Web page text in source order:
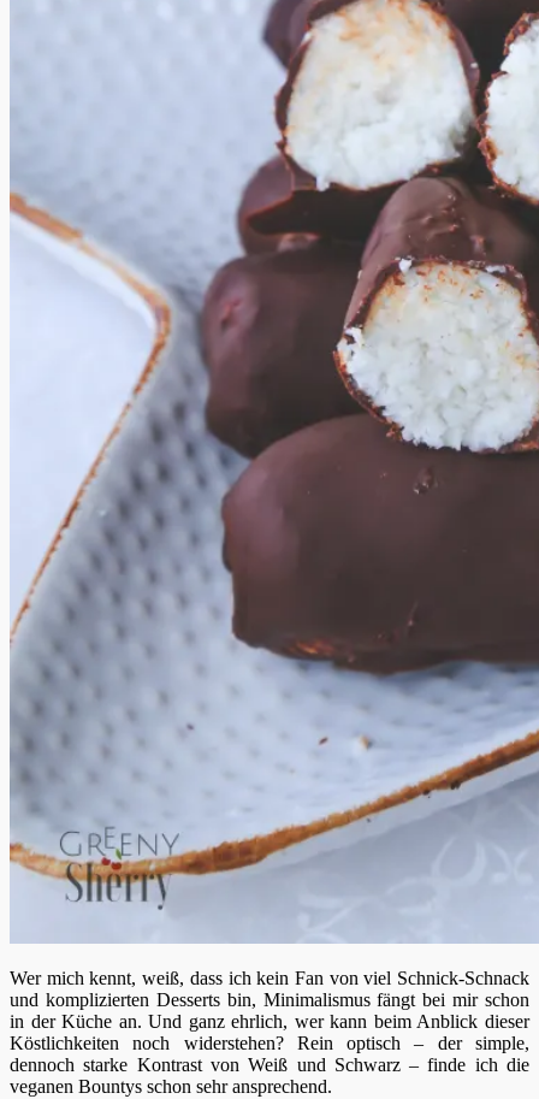
Wer mich kennt, weiß, dass ich kein Fan von viel Schnick-Schnack
und komplizierten Desserts bin, Minimalismus fängt bei mir schon
in der Küche an. Und ganz ehrlich, wer kann beim Anblick dieser
Köstlichkeiten noch widerstehen? Rein optisch – der simple,
dennoch starke Kontrast von Weiß und Schwarz – finde ich die
veganen Bountys schon sehr ansprechend.